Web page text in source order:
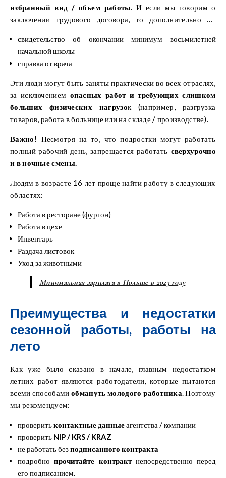
избранный вид / объем работы. И если мы говорим о
заключении трудового договора, то дополнительно вы
свидетельство об окончании минимум восьмилетней
начальной школы
справка от врача
Эти люди могут быть заняты практически во всех отраслях,
за исключением опасных работ и требующих слишком
больших физических нагрузок (например, разгрузка
товаров, работа в больнице или на складе / производстве).
Важно! Несмотря на то, что подростки могут работать
полный рабочий день, запрещается работать сверхурочно
и в ночные смены.
Людям в возрасте 16 лет проще найти работу в следующих
областях:
Работа в ресторане (фургон)
Работа в цехе
Инвентарь
Раздача листовок
Уход за животными
Минимальная зарплата в Польше в 2023 году
Преимущества и недостатки
сезонной работы, работы на
лето
Как уже было сказано в начале, главным недостатком
летних работ являются работодатели, которые пытаются
всеми способами обмануть молодого работника. Поэтому
мы рекомендуем:
проверитьконтактные данныеагентства / компании
проверить NIP / KRS / KRAZ
не работать безподписанного контракта
подробно прочитайте контракт непосредственно перед
его подписанием.